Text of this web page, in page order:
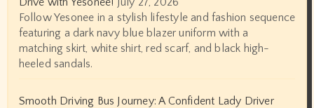
Follow Yesonee in a stylish lifestyle and fashion sequence
featuring a dark navy blue blazer uniform with a
matching skirt, white shirt, red scarf, and black high-
heeled sandals.
Smooth Driving Bus Journey: A Confident Lady Driver